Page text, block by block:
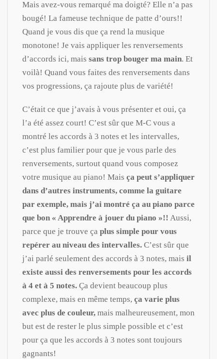
Mais avez-vous remarqué ma doigté? Elle n’a pas
bougé! La fameuse technique de patte d’ours!!
Quand je vous dis que ça rend la musique
monotone! Je vais appliquer les renversements
d’accords ici, mais sans trop bouger ma main. Et
voilà! Quand vous faites des renversements dans
vos progressions, ça rajoute plus de variété!
C’était ce que j’avais à vous présenter et oui, ça
l’a été assez court! C’est sûr que M-C vous a
montré les accords à 3 notes et les intervalles,
c’est plus familier pour que je vous parle des
renversements, surtout quand vous composez
votre musique au piano! Mais ça peut s’appliquer
dans d’autres instruments, comme la guitare
par exemple, mais j’ai montré ça au piano parce
que bon « Apprendre à jouer du piano »!! Aussi,
parce que je trouve ça plus simple pour vous
repérer au niveau des intervalles. C’est sûr que
j’ai parlé seulement des accords à 3 notes, mais il
existe aussi des renversements pour les accords
à 4 et à 5 notes. Ça devient beaucoup plus
complexe, mais en même temps, ça varie plus
avec plus de couleur, mais malheureusement, mon
but est de rester le plus simple possible et c’est
pour ça que les accords à 3 notes sont toujours
gagnants!